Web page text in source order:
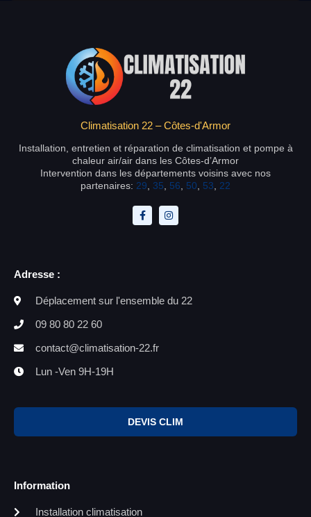
Climatisation 22 – Côtes-d'Armor
Installation, entretien et réparation de climatisation et pompe à
chaleur air/air dans les Côtes-d’Armor
Intervention dans les départements voisins avec nos
partenaires: 29 35 56 50 53 22
Adresse :
Déplacement sur l'ensemble du 22
09 80 80 22 60
contact@climatisation-22.fr
Lun -Ven 9H-19H
DEVIS CLIM
Information
Installation climatisation